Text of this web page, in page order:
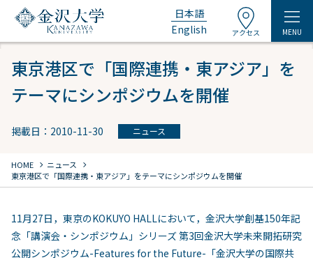
日本語
English
アクセス MENU
東京港区で「国際連携・東アジア」を
テーマにシンポジウムを開催
掲載日：2010-11-30 ニュース
HOME chevron_right ニュース chevron_right
東京港区で「国際連携・東アジア」をテーマにシンポジウムを開催
11月27日，東京のKOKUYO HALLにおいて，金沢大学創基150年記
念「講演会・シンポジウム」シリーズ 第3回金沢大学未来開拓研究
公開シンポジウム-Features for the Future-「金沢大学の国際共